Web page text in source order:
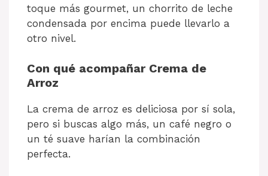
toque más gourmet, un chorrito de leche
condensada por encima puede llevarlo a
otro nivel.
Con qué acompañar Crema de
Arroz
La crema de arroz es deliciosa por sí sola,
pero si buscas algo más, un café negro o
un té suave harían la combinación
perfecta.